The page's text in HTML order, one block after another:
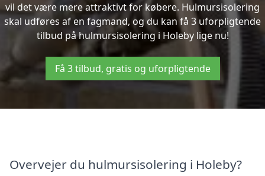
vil det være mere attraktivt for købere. Hulmursisolering
skal udføres af en fagmand, og du kan få 3 uforpligtende
tilbud på hulmursisolering i Holeby lige nu!
Få 3 tilbud, gratis og uforpligtende
Overvejer du hulmursisolering i Holeby?